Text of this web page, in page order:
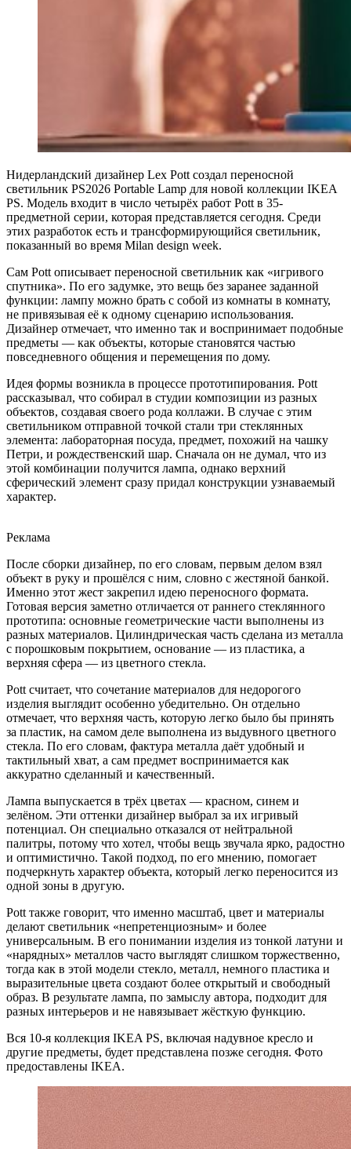
Нидерландский дизайнер Lex Pott создал переносной
светильник PS2026 Portable Lamp для новой коллекции IKEA
PS. Модель входит в число четырёх работ Pott в 35-
предметной серии, которая представляется сегодня. Среди
этих разработок есть и трансформирующийся светильник,
показанный во время Milan design week.
Сам Pott описывает переносной светильник как «игривого
спутника». По его задумке, это вещь без заранее заданной
функции: лампу можно брать с собой из комнаты в комнату,
не привязывая её к одному сценарию использования.
Дизайнер отмечает, что именно так и воспринимает подобные
предметы — как объекты, которые становятся частью
повседневного общения и перемещения по дому.
Идея формы возникла в процессе прототипирования. Pott
рассказывал, что собирал в студии композиции из разных
объектов, создавая своего рода коллажи. В случае с этим
светильником отправной точкой стали три стеклянных
элемента: лабораторная посуда, предмет, похожий на чашку
Петри, и рождественский шар. Сначала он не думал, что из
этой комбинации получится лампа, однако верхний
сферический элемент сразу придал конструкции узнаваемый
характер.
Реклама
После сборки дизайнер, по его словам, первым делом взял
объект в руку и прошёлся с ним, словно с жестяной банкой.
Именно этот жест закрепил идею переносного формата.
Готовая версия заметно отличается от раннего стеклянного
прототипа: основные геометрические части выполнены из
разных материалов. Цилиндрическая часть сделана из металла
с порошковым покрытием, основание — из пластика, а
верхняя сфера — из цветного стекла.
Pott считает, что сочетание материалов для недорогого
изделия выглядит особенно убедительно. Он отдельно
отмечает, что верхняя часть, которую легко было бы принять
за пластик, на самом деле выполнена из выдувного цветного
стекла. По его словам, фактура металла даёт удобный и
тактильный хват, а сам предмет воспринимается как
аккуратно сделанный и качественный.
Лампа выпускается в трёх цветах — красном, синем и
зелёном. Эти оттенки дизайнер выбрал за их игривый
потенциал. Он специально отказался от нейтральной
палитры, потому что хотел, чтобы вещь звучала ярко, радостно
и оптимистично. Такой подход, по его мнению, помогает
подчеркнуть характер объекта, который легко переносится из
одной зоны в другую.
Pott также говорит, что именно масштаб, цвет и материалы
делают светильник «непретенциозным» и более
универсальным. В его понимании изделия из тонкой латуни и
«нарядных» металлов часто выглядят слишком торжественно,
тогда как в этой модели стекло, металл, немного пластика и
выразительные цвета создают более открытый и свободный
образ. В результате лампа, по замыслу автора, подходит для
разных интерьеров и не навязывает жёсткую функцию.
Вся 10-я коллекция IKEA PS, включая надувное кресло и
другие предметы, будет представлена позже сегодня. Фото
предоставлены IKEA.